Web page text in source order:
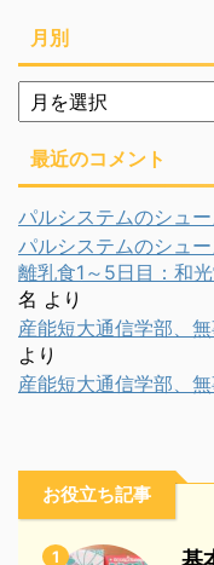
月別
月
別
最近のコメント
パルシステムのシュ
パルシステムのシュ
離乳食1～5日目：和
名 より
産能短大通信学部、
より
産能短大通信学部、
お役立ち記事
1
基